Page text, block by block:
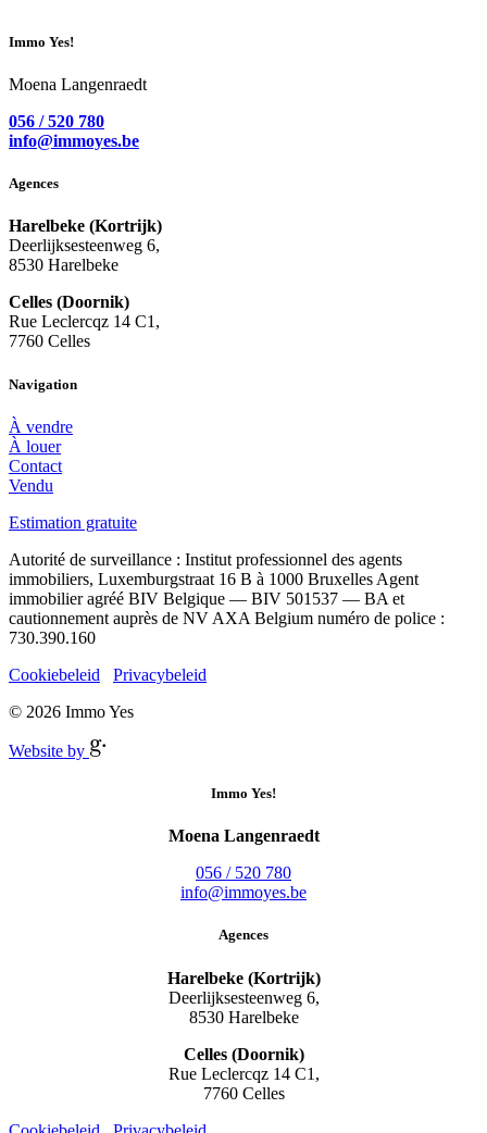
Immo Yes!
Moena Langenraedt
056 / 520 780
info@immoyes.be
Agences
Harelbeke (Kortrijk)
Deerlijksesteenweg 6,
8530 Harelbeke
Celles (Doornik)
Rue Leclercqz 14 C1,
7760 Celles
Navigation
À vendre
À louer
Contact
Vendu
Estimation gratuite
Autorité de surveillance : Institut professionnel des agents
immobiliers, Luxemburgstraat 16 B à 1000 Bruxelles Agent
immobilier agréé BIV Belgique — BIV 501537 — BA et
cautionnement auprès de NV AXA Belgium numéro de police :
730.390.160
Cookiebeleid
Privacybeleid
© 2026 Immo Yes
Website by
Immo Yes!
Moena Langenraedt
056 / 520 780
info@immoyes.be
Agences
Harelbeke (Kortrijk)
Deerlijksesteenweg 6,
8530 Harelbeke
Celles (Doornik)
Rue Leclercqz 14 C1,
7760 Celles